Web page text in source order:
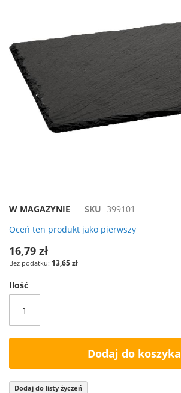
W MAGAZYNIE SKU 399101
Oceń ten produkt jako pierwszy
16,79 zł
13,65 zł
Ilość
Dodaj do koszyka
Dodaj do listy życzeń